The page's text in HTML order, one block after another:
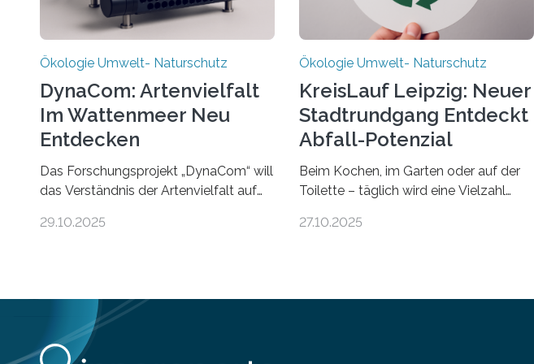
Ökologie Umwelt- Naturschutz
DynaCom: Artenvielfalt
Im Wattenmeer Neu
Entdecken
Das Forschungsprojekt „DynaCom“ will
das Verständnis der Artenvielfalt auf
zehnjährigen Phase mit Experimenten
Oldenburg befassen sich insbesondere
damit, wie ein Ökosystem gedeiht –
und wie sich dieser Prozess verlässlich
29.10.2025
Ökologie Umwelt- Naturschutz
KreisLauf Leipzig: Neuer
Stadtrundgang Entdeckt
Abfall-Potenzial
Beim Kochen, im Garten oder auf der
Toilette – täglich wird eine Vielzahl
was oft als „Müll“ gilt, steckt voller
27.10.2025